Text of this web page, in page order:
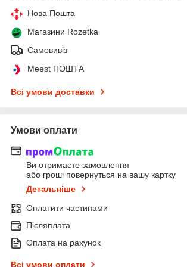
Нова Пошта
Магазини Rozetka
Самовивіз
Meest ПОШТА
Всі умови доставки
Умови оплати
Ви отримаєте замовлення
або гроші повернуться на вашу картку
Детальніше
Оплатити частинами
Післяплата
Оплата на рахунок
Всі умови оплати